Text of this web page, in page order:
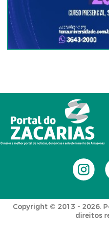
Copyright © 2013 - 2026.
direitos